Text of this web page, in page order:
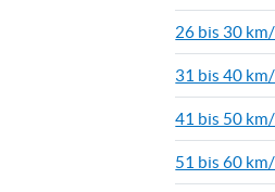
26 bis 30
31 bis 40
41 bis 50
51 bis 60